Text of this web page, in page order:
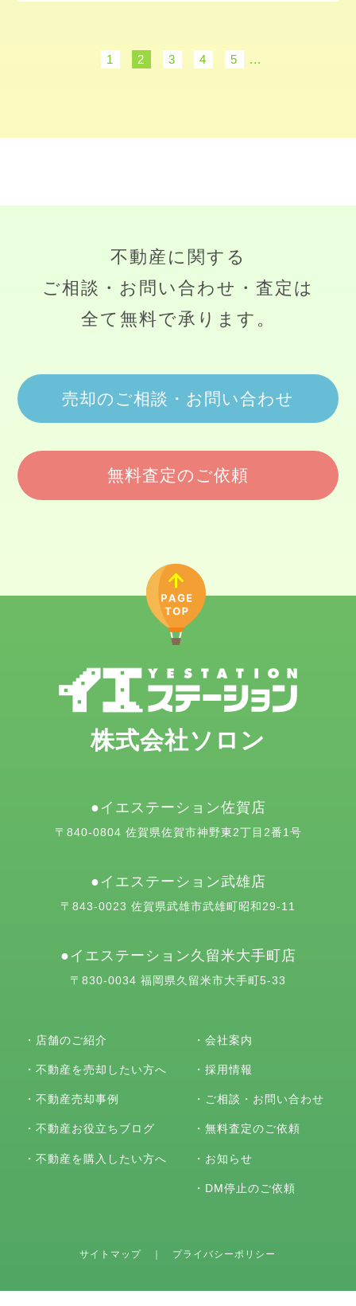
1 2 3 4 5 ...
不動産に関する
ご相談・お問い合わせ・査定は
全て無料で承ります。
売却のご相談・お問い合わせ
無料査定のご依頼
株式会社ソロン
イエステーション佐賀店
〒840-0804 佐賀県佐賀市神野東2丁目2番1号
イエステーション武雄店
〒843-0023 佐賀県武雄市武雄町昭和29-11
イエステーション久留米大手町店
〒830-0034 福岡県久留米市大手町5-33
・ 店舗のご紹介
・不動産を売却したい方へ
・不動産売却事例
・不動産お役立ちブログ
・不動産を購入したい方へ
・会社案内
・採用情報
・ ご相談・お問い合わせ
・無料査定のご依頼
・ お知らせ
・ DM停止のご依頼
サイトマップ プライバシーポリシー